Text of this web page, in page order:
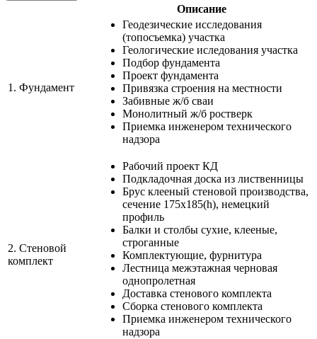
Описание
1. Фундамент
Геодезические исследования
(топосъемка) участка
Геологические иследования участка
Подбор фундамента
Проект фундамента
Привязка строения на местности
Забивные ж/б сваи
Монолитный ж/б ростверк
Приемка инженером технического
надзора
2. Стеновой
комплект
Рабочий проект КД
Подкладочная доска из лиственницы
Брус клееный стеновой производства,
сечение 175х185(h), немецкий
профиль
Балки и столбы сухие, клееные,
строганные
Комплектующие, фурнитура
Лестница межэтажная черновая
однопролетная
Доставка стенового комплекта
Сборка стенового комплекта
Приемка инженером технического
надзора